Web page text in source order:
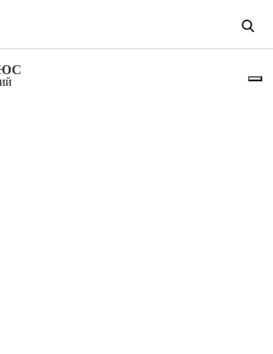
добавки для свиноводства
воды и кормов для свиней
Сальмоцил FK для свиней